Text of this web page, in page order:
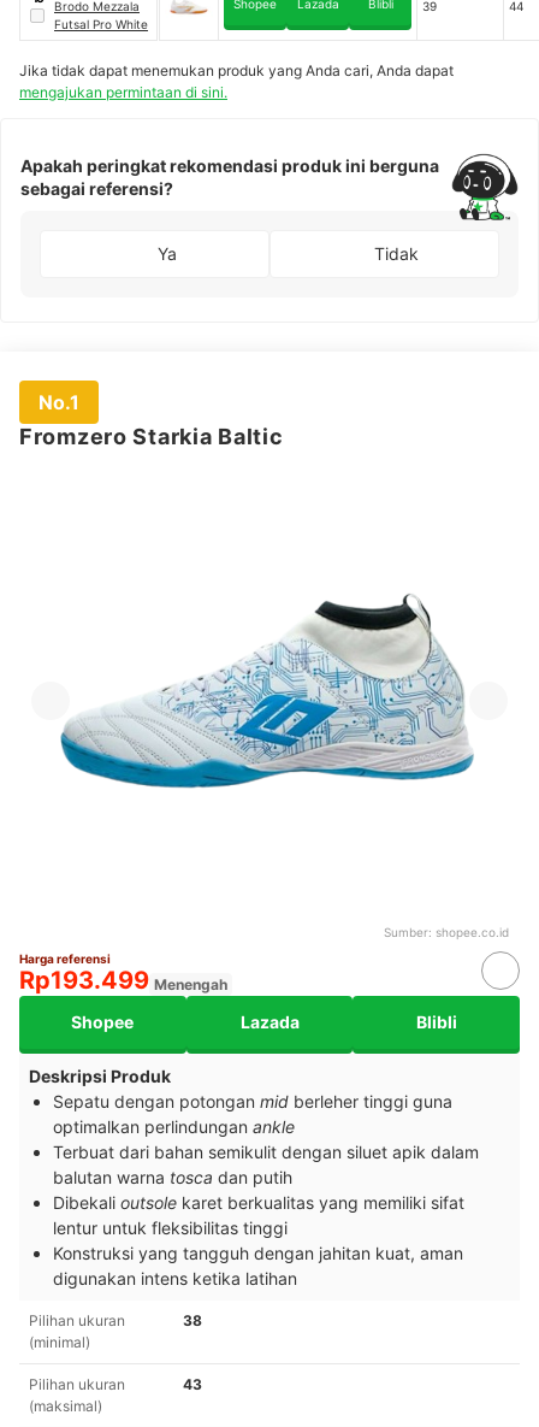
Indonesia
Brodo Mezzala
Futsal Pro White
Shopee Lazada Blibli 39 44
Jika tidak dapat menemukan produk yang Anda cari, Anda dapat
mengajukan permintaan di sini.
Apakah peringkat rekomendasi produk ini berguna
sebagai referensi?
Ya Tidak
No.1
Fromzero Starkia Baltic
Sumber: shopee.co.id
Harga referensi
Rp193.499 Menengah
Shopee Lazada Blibli
Deskripsi Produk
Sepatu dengan potongan mid berleher tinggi guna
optimalkan perlindungan ankle
Terbuat dari bahan semikulit dengan siluet apik dalam
balutan warna tosca dan putih
Dibekali outsole karet berkualitas yang memiliki sifat
lentur untuk fleksibilitas tinggi
Konstruksi yang tangguh dengan jahitan kuat, aman
digunakan intens ketika latihan
Pilihan ukuran
(minimal)
38
Pilihan ukuran
(maksimal)
43